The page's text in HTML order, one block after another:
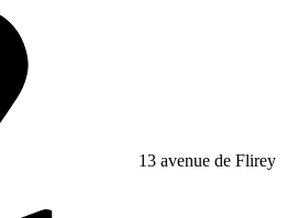
13 avenue de Flirey